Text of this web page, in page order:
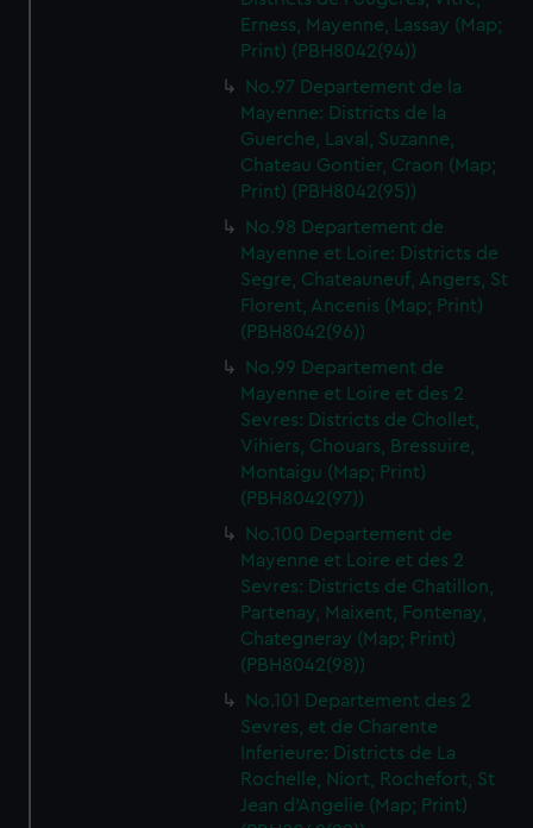
Erness, Mayenne, Lassay (Map;
Print) (PBH8042(94))
No.97 Departement de la
Mayenne: Districts de la
Guerche, Laval, Suzanne,
Chateau Gontier, Craon (Map;
Print) (PBH8042(95))
No.98 Departement de
Mayenne et Loire: Districts de
Segre, Chateauneuf, Angers, St
Florent, Ancenis (Map; Print)
(PBH8042(96))
No.99 Departement de
Mayenne et Loire et des 2
Sevres: Districts de Chollet,
Vihiers, Chouars, Bressuire,
Montaigu (Map; Print)
(PBH8042(97))
No.100 Departement de
Mayenne et Loire et des 2
Sevres: Districts de Chatillon,
Partenay, Maixent, Fontenay,
Chategneray (Map; Print)
(PBH8042(98))
No.101 Departement des 2
Sevres, et de Charente
Inferieure: Districts de La
Rochelle, Niort, Rochefort, St
Jean d'Angelie (Map; Print)